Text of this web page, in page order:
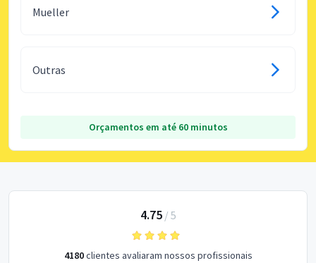
Mueller
Outras
Orçamentos em até 60 minutos
4.75/ 5
4180clientes avaliaram nossos profissionais